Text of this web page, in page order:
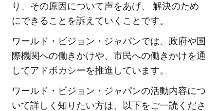
り、その原因について声をあげ、 解決のため
にできることを訴えていくことです。
ワールド・ビジョン・ジャパンでは、政府や国
際機関への働きかけや、市民への働きかけを通
してアドボカシーを推進しています。
ワールド・ビジョン・ジャパンの活動内容につ
いて詳しく知りたい方は、以下をご一読くださ